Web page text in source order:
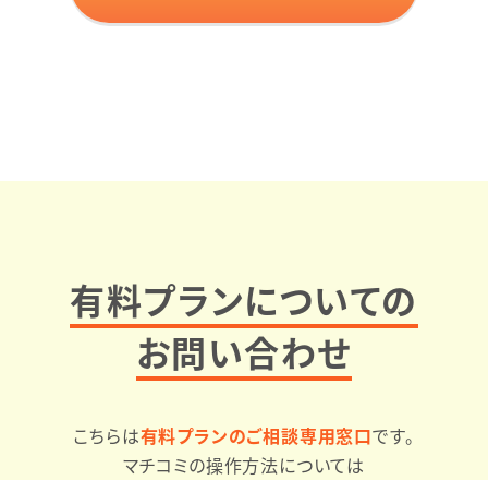
有料プランについての
お問い合わせ
こちらは有料プランのご相談専用窓口です。
マチコミの操作方法については